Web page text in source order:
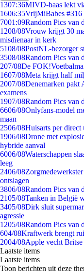
1307:36MIVD-baas lekt
1606:35VrijMiBabes
7001:09Random Pics van
1208/08Vrouw krijgt 30
misdienaar in kerk
5108/08PostNL-bezorger
3508/08Random Pics van
207/08De
1607/08Meta krijgt half
2007/08Denemarken pakt
examens
1907/08Random Pics van
6606/08Onlyfans-model
maan
2506/08Huisarts per
1906/08Drone met
hybride aanval
6006/08Waterschappen
leeg
2406/08
ontslagen
3806/08Random Pics van
2105/08Tanken in België
3405/08Dirk sluit
agressie
1205/08Random Pics van
604/08Kraftwerk brengt
2004/08Apple vecht
Laatste items
Laatste items
Toon berichten uit deze